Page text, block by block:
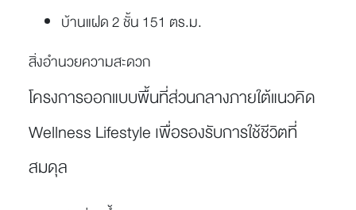
บ้านแฝด 2 ชั้น 151 ตร.ม.
สิ่งอำนวยความสะดวก
โครงการออกแบบพื้นที่ส่วนกลางภายใต้แนวคิด
Wellness Lifestyle เพื่อรองรับการใช้ชีวิตที่
สมดุล